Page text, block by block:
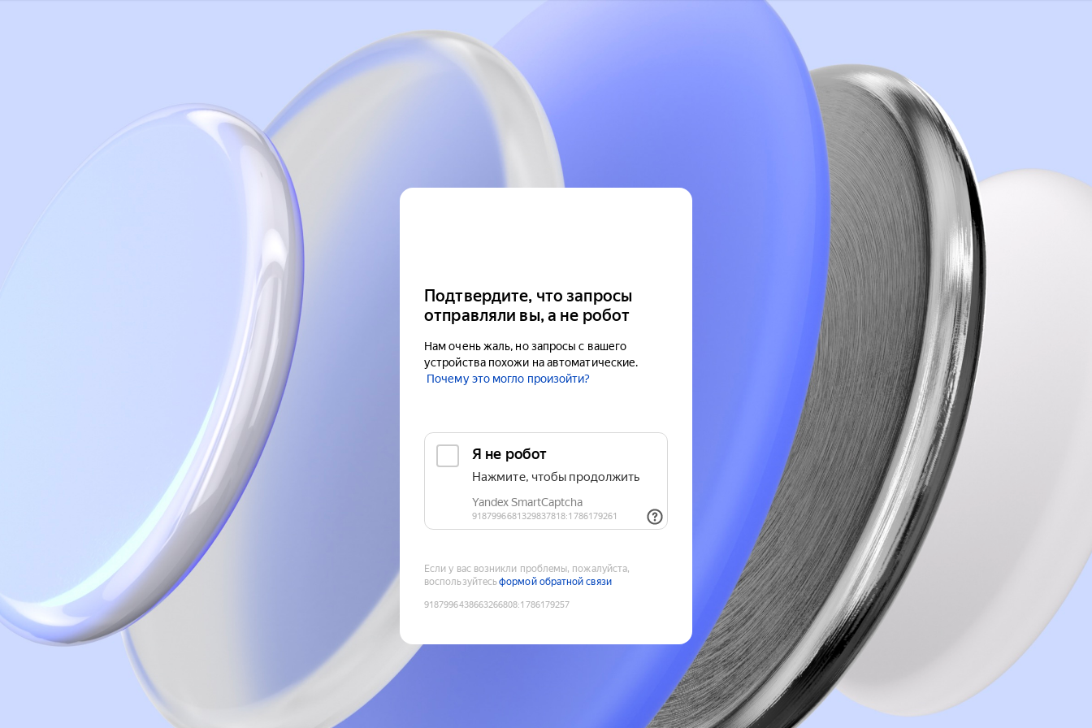
Подтвердите, что запросы
отправляли вы, а не робот
Нам очень жаль, но запросы с вашего
устройства похожи на автоматические.
Почему это могло произойти?
Если у вас возникли проблемы, пожалуйста,
воспользуйтесьформой обратной связи
9187996438663266808:1786179257